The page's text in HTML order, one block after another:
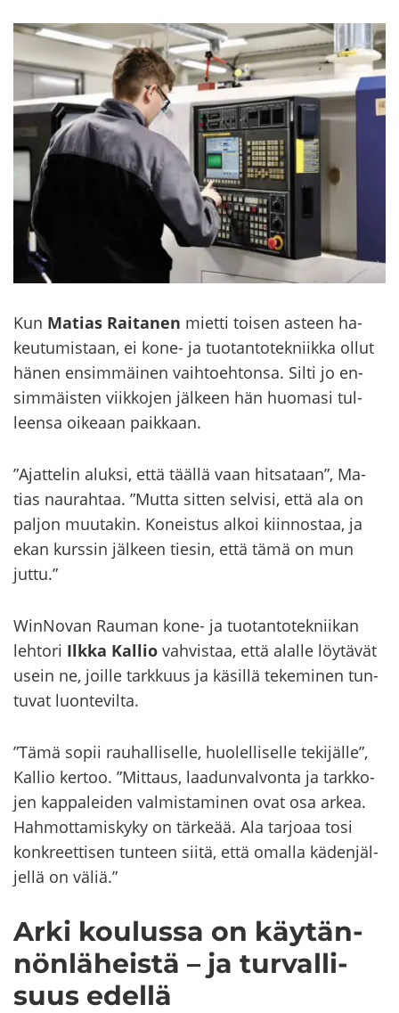
Kun Ma­tias Rai­ta­nen miet­ti toi­sen as­teen ha­
keu­tu­mis­taan, ei kone- ja tuo­tan­to­tek­niik­ka ollut
hänen en­sim­mäi­nen vaih­toeh­ton­sa. Silti jo en­
sim­mäis­ten viik­ko­jen jäl­keen hän huo­ma­si tul­
leen­sa oi­ke­aan paik­kaan.
”Ajat­te­lin aluk­si, että tääl­lä vaan hit­sa­taan”, Ma­
tias nau­rah­taa. ”Mutta sit­ten sel­vi­si, että ala on
pal­jon muu­ta­kin. Ko­neis­tus alkoi kiin­nos­taa, ja
ekan kurs­sin jäl­keen tie­sin, että tämä on mun
juttu.”
WinNovan Rau­man kone- ja tuo­tan­to­tek­nii­kan
leh­to­ri Ilkka Kal­lio vah­vis­taa, että alal­le löy­tä­vät
usein ne, joil­le tark­kuus ja kä­sil­lä te­ke­mi­nen tun­
tu­vat luon­te­vil­ta.
”Tämä sopii rau­hal­li­sel­le, huo­lel­li­sel­le te­ki­jäl­le”,
Kal­lio ker­too. ”Mit­taus, laa­dun­val­von­ta ja tark­ko­
jen kap­pa­lei­den val­mis­ta­mi­nen ovat osa arkea.
Hah­mot­ta­mis­ky­ky on tär­ke­ää. Ala tar­jo­aa tosi
kon­kreet­ti­sen tun­teen siitä, että omal­la kä­den­jäl­
jel­lä on väliä.”
Arki kou­lus­sa on käy­tän­
nön­lä­heis­tä – ja tur­val­li­
suus edel­lä